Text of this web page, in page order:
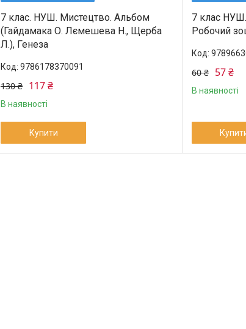
7 клас. НУШ. Мистецтво. Альбом
(Гайдамака О. Лємешева Н., Щерба
Л.), Генеза
9786178370091
130 ₴ 117 ₴
В наявності
Купити
7 клас
Робочий
60 ₴ 57 ₴
В наявності